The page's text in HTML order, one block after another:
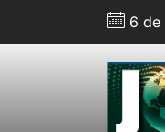
6 de